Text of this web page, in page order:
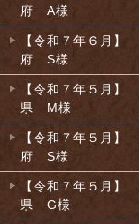
府 A様
【令和７年６月】
府 S様
【令和７年５月】
県 M様
【令和７年５月】
府 S様
【令和７年５月】
県 G様